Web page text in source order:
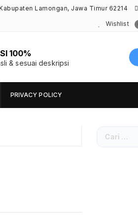
Lamongan, Jawa Timur 62214
Wishlist
100%
& sesuai deskripsi
PRIVACY POLICY
Cari
untuk: